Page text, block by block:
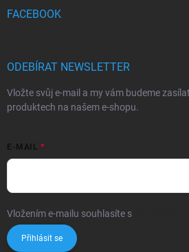
FACEBOOK
ODEBÍRAT NEWSLETTER
Vložte svůj e-mail a my vám budeme
produktech na našem e-shopu.
E-MAIL
Vložením e-mailu souhlasíte s
Přihlásit se